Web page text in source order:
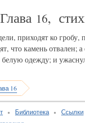
16,
приходят ко гробу,
что камень отвален;
одежду; и
16
Библиотека Ссылки